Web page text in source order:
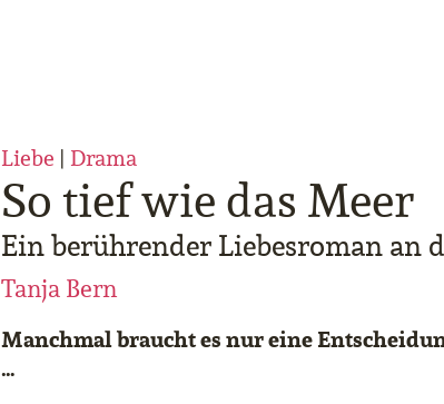
So tief wie das Meer
Ein berührender Liebesroman an
Tanja Bern
Liebe | Drama
Manchmal braucht es nur eine
…